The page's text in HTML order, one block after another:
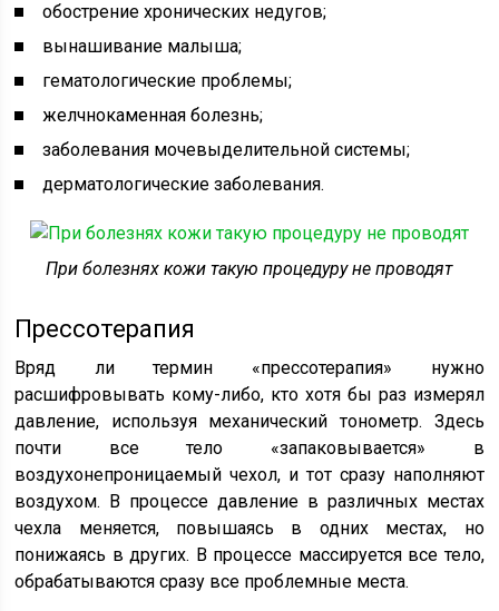
обострение хронических недугов;
вынашивание малыша;
гематологические проблемы;
желчнокаменная болезнь;
заболевания мочевыделительной системы;
дерматологические заболевания.
При болезнях кожи такую процедуру не проводят
Прессотерапия
Вряд ли термин «прессотерапия» нужно
расшифровывать кому-либо, кто хотя бы раз измерял
давление, используя механический тонометр. Здесь
почти все тело «запаковывается» в
воздухонепроницаемый чехол, и тот сразу наполняют
воздухом. В процессе давление в различных местах
чехла меняется, повышаясь в одних местах, но
понижаясь в других. В процессе массируется все тело,
обрабатываются сразу все проблемные места.